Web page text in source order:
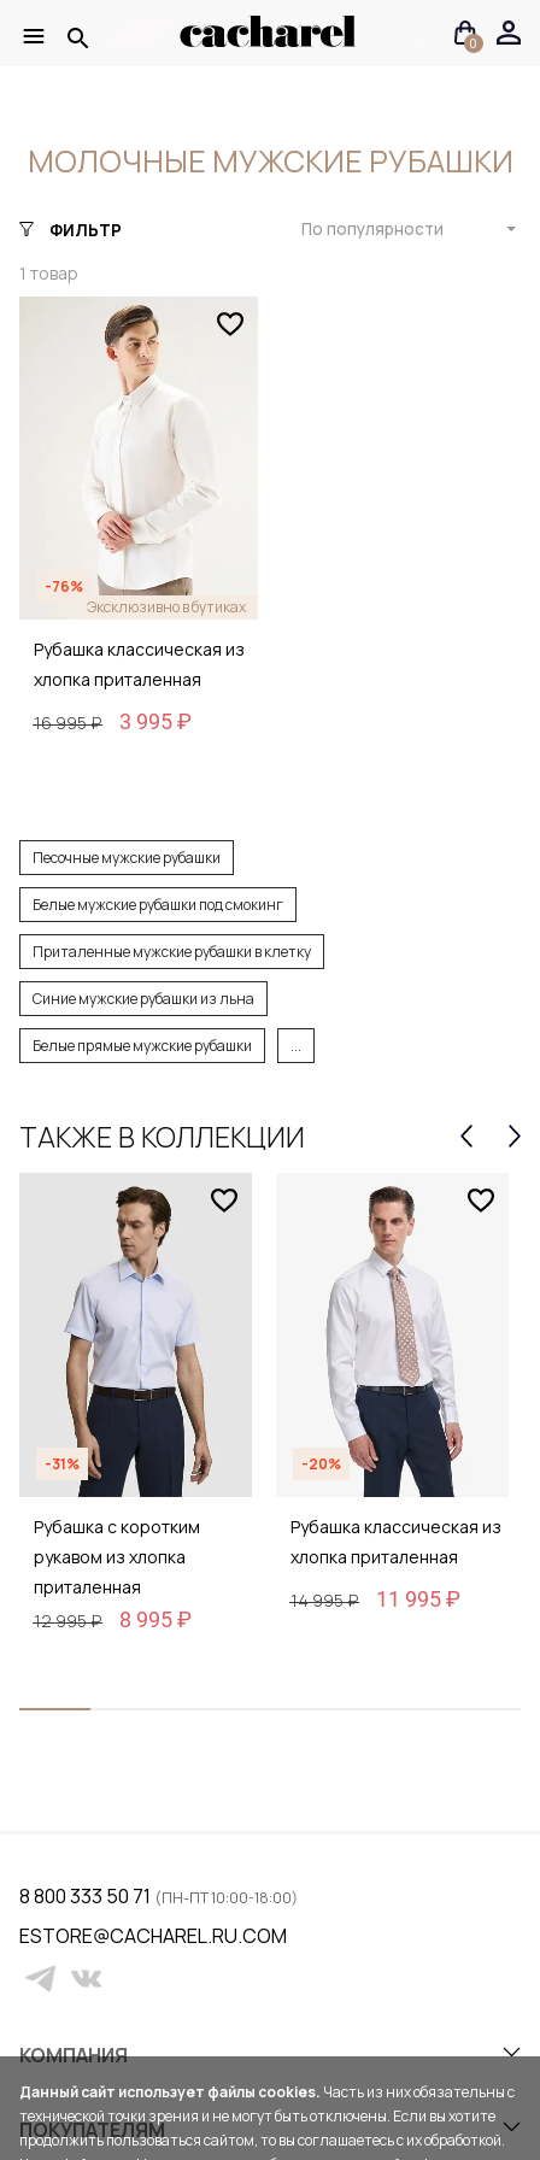
0
МОЛОЧНЫЕ МУЖСКИЕ РУБАШКИ
ФИЛЬТР
1 товар
По популярности
-76%
Эксклюзивно в бутиках
Рубашка классическая из
хлопка приталенная
16 995 ₽
3 995 ₽
Песочные мужские рубашки
Белые мужские рубашки под смокинг
Приталенные мужские рубашки в клетку
Синие мужские рубашки из льна
Белые прямые мужские рубашки ...
ТАКЖЕ В КОЛЛЕКЦИИ
-31%
Рубашка с коротким
рукавом из хлопка
приталенная
12 995 ₽
8 995 ₽
-20%
Рубашка классическая из
хлопка приталенная
14 995 ₽
11 995 ₽
КОМПАНИЯ
ПОКУПАТЕЛЯМ
8 800 333 50 71 (ПН-ПТ 10:00-18:00)
ESTORE@CACHAREL.RU.COM
Данный сайт использует файлы cookies. Часть из них обязательны с
технической точки зрения и не могут быть отключены. Если вы хотите
продолжить пользоваться сайтом, то вы соглашаетесь с их обработкой.